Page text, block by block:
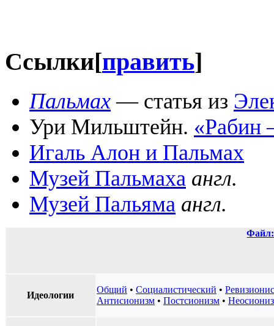
Ссылки[править]
Пальмах — статья из
Ури Мильштейн. «Рабин
Игаль Алон и Пальмах
Музей Пальмаха англ.
Музей Пальяма англ.
Идеологии
Общий • Социалистический •
Антисионизм • Постсионизм •